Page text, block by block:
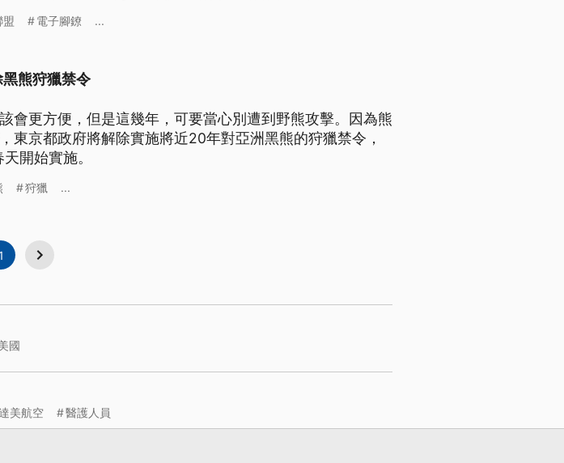
盟 電子腳鐐 ...
熊狩獵禁令
會更方便，但是這幾年，可要當心別遭到野熊攻擊。因為熊
東京都政府將解除實施將近20年對亞洲黑熊的狩獵禁令，
開始實施。
狩獵 ...
國
美航空 醫護人員